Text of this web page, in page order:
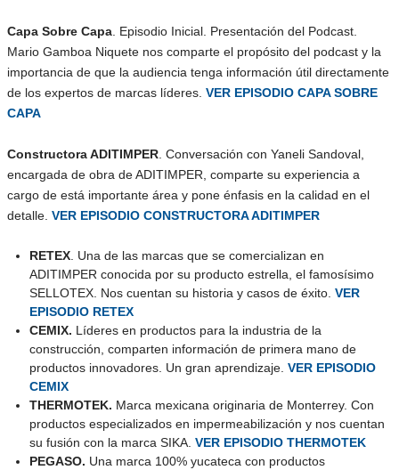
Capa Sobre Capa. Episodio Inicial. Presentación del Podcast.
Mario Gamboa Niquete nos comparte el propósito del podcast y la
importancia de que la audiencia tenga información útil directamente
de los expertos de marcas líderes. VER EPISODIO CAPA SOBRE
CAPA
Constructora ADITIMPER. Conversación con Yaneli Sandoval,
encargada de obra de ADITIMPER, comparte su experiencia a
cargo de está importante área y pone énfasis en la calidad en el
detalle. VER EPISODIO CONSTRUCTORA ADITIMPER
RETEX. Una de las marcas que se comercializan en
ADITIMPER conocida por su producto estrella, el famosísimo
SELLOTEX. Nos cuentan su historia y casos de éxito. VER
EPISODIO RETEX
CEMIX. Líderes en productos para la industria de la
construcción, comparten información de primera mano de
productos innovadores. Un gran aprendizaje. VER EPISODIO
CEMIX
THERMOTEK. Marca mexicana originaria de Monterrey. Con
productos especializados en impermeabilización y nos cuentan
su fusión con la marca SIKA. VER EPISODIO THERMOTEK
PEGASO. Una marca 100% yucateca con productos